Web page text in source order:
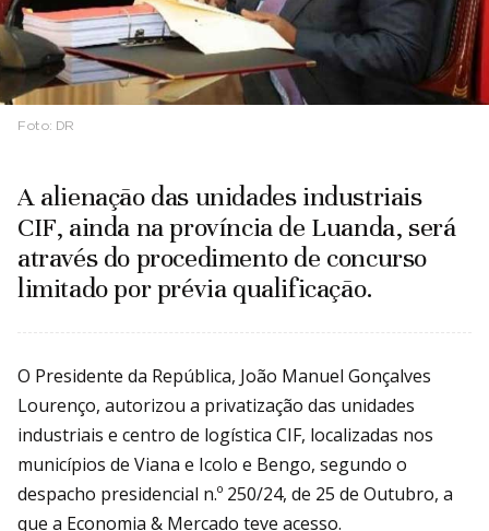
Foto: DR
A alienação das unidades industriais
CIF, ainda na província de Luanda, será
através do procedimento de concurso
limitado por prévia qualificação.
O Presidente da República, João Manuel Gonçalves
Lourenço, autorizou a privatização das unidades
industriais e centro de logística CIF, localizadas nos
municípios de Viana e Icolo e Bengo, segundo o
despacho presidencial n.º 250/24, de 25 de Outubro, a
que a Economia & Mercado teve acesso.